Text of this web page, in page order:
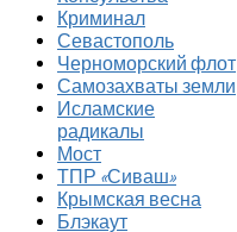
Криминал
Севастополь
Черноморский флот
Самозахваты земли
Исламские
радикалы
Мост
ТПР «Сиваш»
Крымская весна
Блэкаут